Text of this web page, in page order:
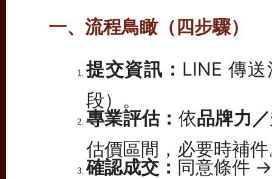
一、流程鳥瞰（四步驟）
提交資訊： LINE 傳
段）。
專業評估： 依品牌力
估價區間，必要時補件
確認成交： 同意條件